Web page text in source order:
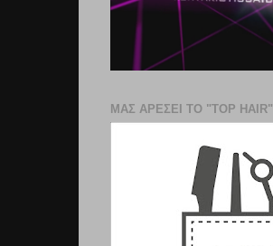
ΜΑΣ ΑΡΕΣΕΙ ΤΟ "TOP HAIR"